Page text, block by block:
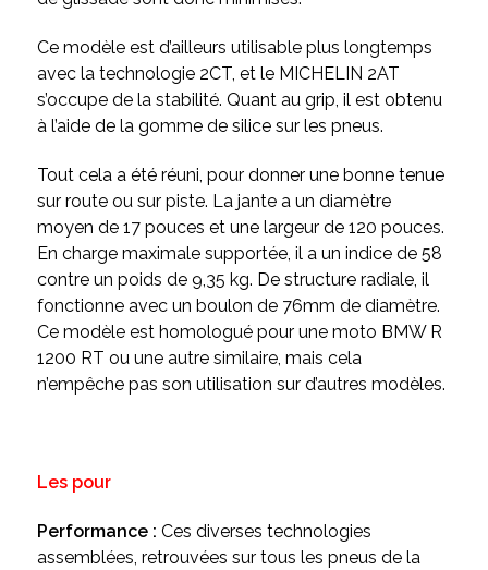
Ce modèle est d’ailleurs utilisable plus longtemps
avec la technologie 2CT, et le MICHELIN 2AT
s’occupe de la stabilité. Quant au grip, il est obtenu
à l’aide de la gomme de silice sur les pneus.
Tout cela a été réuni, pour donner une bonne tenue
sur route ou sur piste. La jante a un diamètre
moyen de 17 pouces et une largeur de 120 pouces.
En charge maximale supportée, il a un indice de 58
contre un poids de 9,35 kg. De structure radiale, il
fonctionne avec un boulon de 76mm de diamètre.
Ce modèle est homologué pour une moto BMW R
1200 RT ou une autre similaire, mais cela
n’empêche pas son utilisation sur d’autres modèles.
Les pour
Performance : Ces diverses technologies
assemblées, retrouvées sur tous les pneus de la